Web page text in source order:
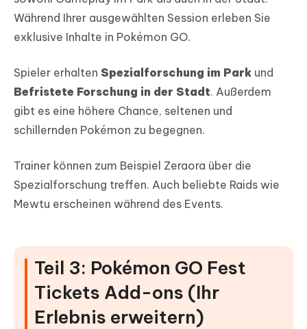
Während Ihrer ausgewählten Session erleben Sie
exklusive Inhalte in Pokémon GO.
Spieler erhalten Spezialforschung im Park und
Befristete Forschung in der Stadt. Außerdem
gibt es eine höhere Chance, seltenen und
schillernden Pokémon zu begegnen.
Trainer können zum Beispiel Zeraora über die
Spezialforschung treffen. Auch beliebte Raids wie
Mewtu erscheinen während des Events.
Teil 3: Pokémon GO Fest
Tickets Add-ons (Ihr
Erlebnis erweitern)